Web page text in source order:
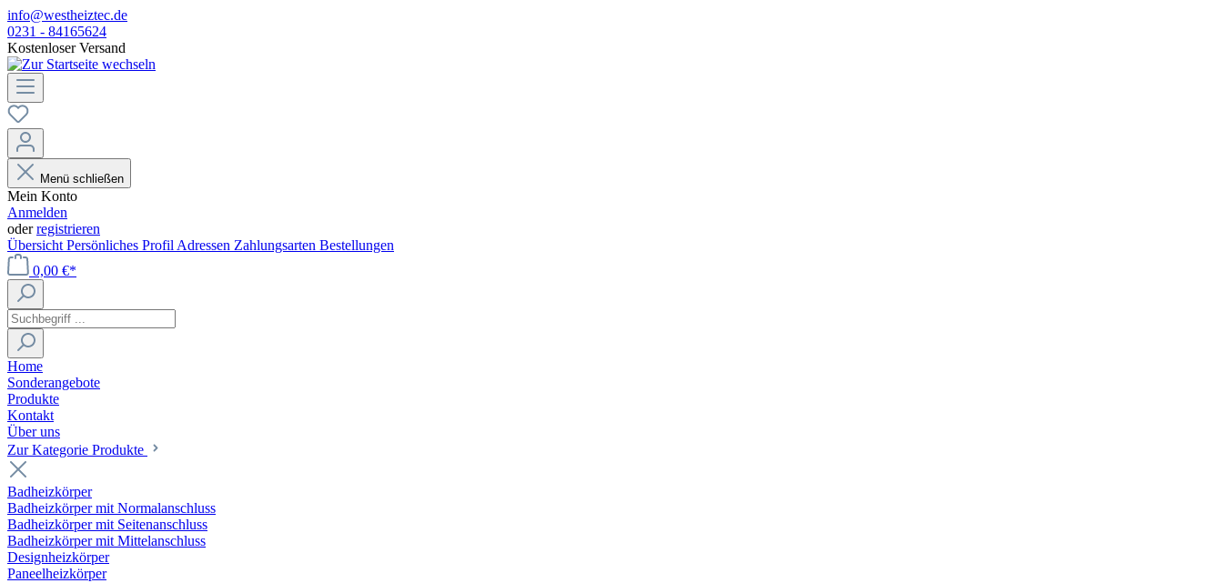
info@westheiztec.de
0231 - 84165624
Kostenloser Versand
Menü schließen
Mein Konto
Anmelden
oderregistrieren
Übersicht Persönliches Profil Adressen Zahlungsarten Bestellungen
0,00 €*
Home
Sonderangebote
Produkte
Kontakt
Über uns
Zur Kategorie Produkte
Badheizkörper
Badheizkörper mit Normalanschluss
Badheizkörper mit Seitenanschluss
Badheizkörper mit Mittelanschluss
Designheizkörper
Paneelheizkörper